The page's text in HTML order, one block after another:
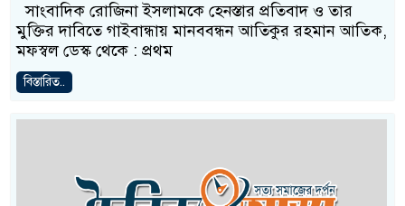
সাংবাদিক রোজিনা ইসলামকে হেনস্তার প্রতিবাদ ও তার
মুক্তির দাবিতে গাইবান্ধায় মানববন্ধন আতিকুর রহমান আতিক,
মফস্বল ডেস্ক থেকে : প্রথম
বিস্তারিত..